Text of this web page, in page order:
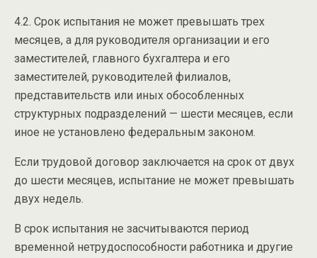
4.2. Срок испытания не может превышать трех
месяцев, а для руководителя организации и его
заместителей, главного бухгалтера и его
заместителей, руководителей филиалов,
представительств или иных обособленных
структурных подразделений — шести месяцев, если
иное не установлено федеральным законом.
Если трудовой договор заключается на срок от двух
до шести месяцев, испытание не может превышать
двух недель.
В срок испытания не засчитываются период
временной нетрудоспособности работника и другие